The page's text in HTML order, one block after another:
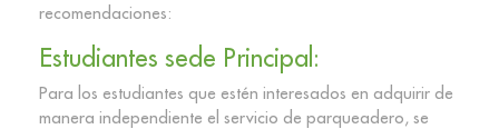
recomendaciones:
Estudiantes sede Principal:
Para los estudiantes que estén interesados en adquirir de
manera independiente el servicio de parqueadero, se